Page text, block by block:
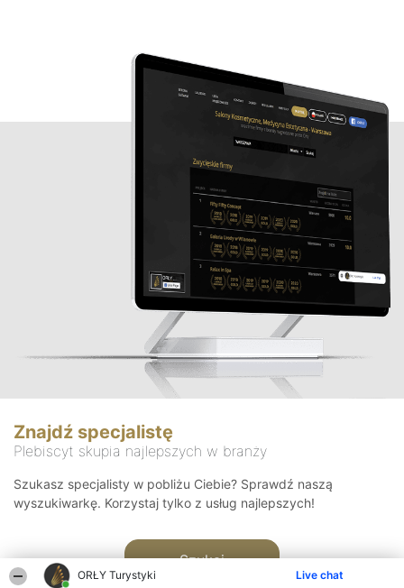
ORŁY Turystyki Live chat
Znajdź specjalistę
Plebiscyt skupia najlepszych w branży
Szukasz specjalisty w pobliżu Ciebie? Sprawdź naszą
wyszukiwarkę. Korzystaj tylko z usług najlepszych!
Szukaj